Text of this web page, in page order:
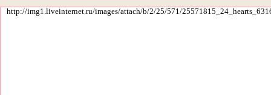
http://img1.liveinternet.ru/images/attach/b/2/25/571/